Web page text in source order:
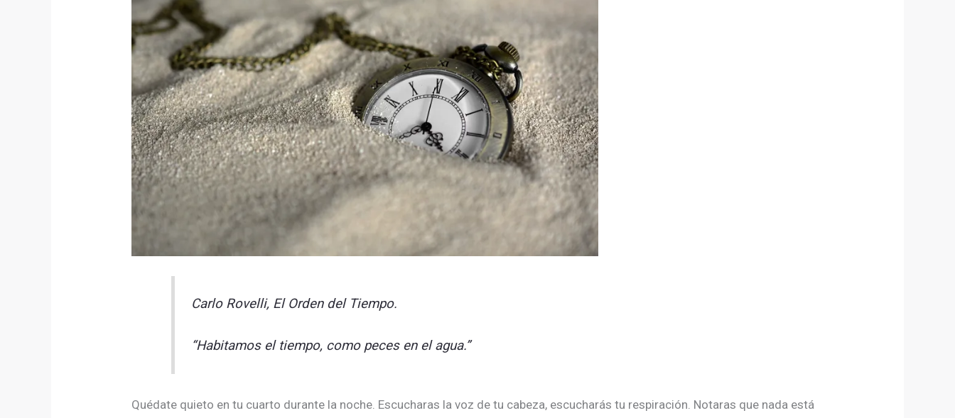
Carlo Rovelli, El Orden del Tiempo.
“Habitamos el tiempo, como peces en el agua.”
Quédate quieto en tu cuarto durante la noche. Escucharas la voz de tu cabeza, escucharás tu respiración. Notaras que nada está